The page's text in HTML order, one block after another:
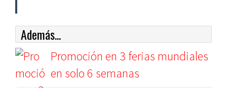
Además...
Promoción en 3 ferias mundiales
en solo 6 semanas